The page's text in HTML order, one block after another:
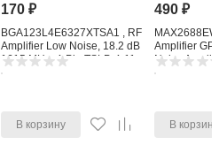
170₽
BGA123L4E6327XTSA1 , RF
Amplifier Low Noise, 18.2 dB
1615 MHz, 4-Pin TSLP-4-11
В корзину
490₽
Amplifier
Noise
В корзину